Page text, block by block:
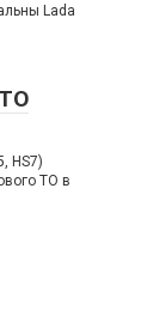
Lada
HS7)
ТО в